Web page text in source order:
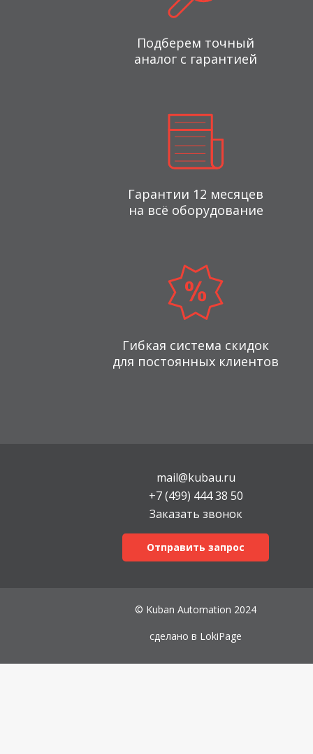
Подберем точный
аналог с гарантией
Гарантии 12 месяцев
на всё оборудование
Гибкая система скидок
для постоянных клиентов
mail@kubau.ru
+7 (499) 444 38 50
Заказать звонок
Отправить запрос
© Kuban Automation 2024
сделано в LokiPage